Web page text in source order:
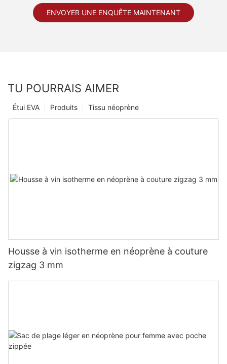
ENVOYER UNE ENQUÊTE MAINTENANT
TU POURRAIS AIMER
Tissu néoprène
Produits
Étui EVA
Housse à vin isotherme en néoprène à couture
zigzag 3 mm